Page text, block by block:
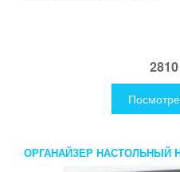
ОРГАНАЙЗЕР НАСТОЛЬНЫЙ